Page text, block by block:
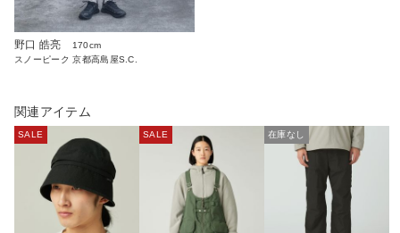
野口 皓亮
170cm
スノーピーク 京都高島屋S.C.
関連アイテム
SALE SALE 在庫なし